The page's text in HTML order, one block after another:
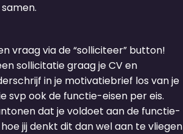
vraag via de “solliciteer” button!
sollicitatie graag je CV en
in je motivatiebrief los van je
svp ook de functie-eisen per eis.
dat je voldoet aan de functie-
jij denkt dit dan wel aan te vliegen